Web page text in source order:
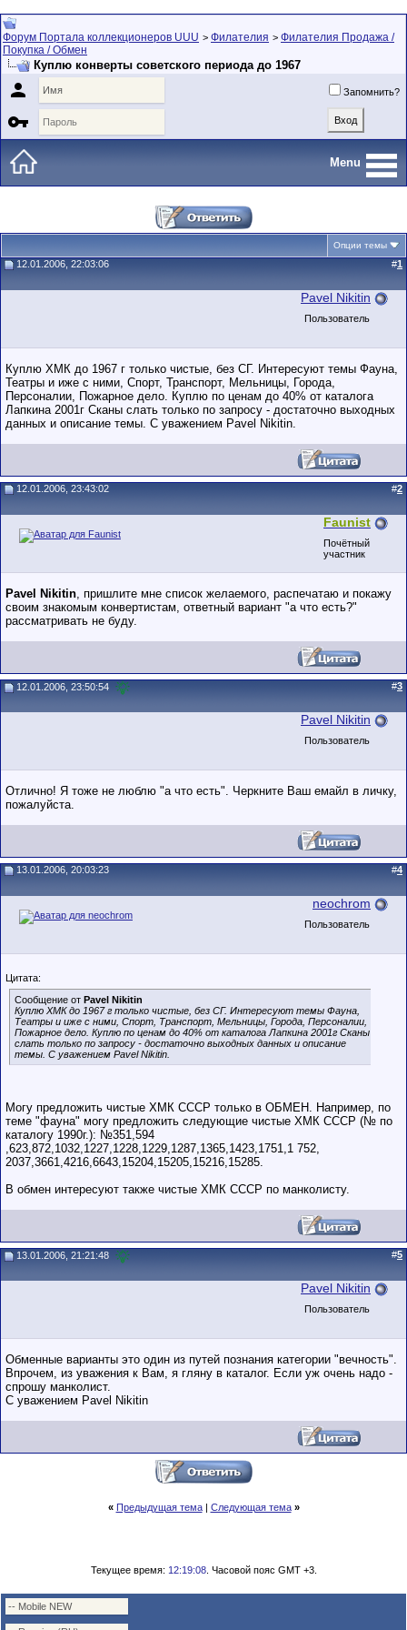
Форум Портала коллекционеров UUU > Филателия > Филателия Продажа /
Покупка / Обмен
Куплю конверты советского периода до 1967
 Запомнить?

Menu
Опции темы
12.01.2006, 22:03:06 #1
Pavel Nikitin
Пользователь
Куплю ХМК до 1967 г только чистые, без СГ. Интересуют темы Фауна,
Театры и иже с ними, Спорт, Транспорт, Мельницы, Города,
Персоналии, Пожарное дело. Куплю по ценам до 40% от каталога
Лапкина 2001г Сканы слать только по запросу - достаточно выходных
данных и описание темы. С уважением Pavel Nikitin.
12.01.2006, 23:43:02 #2
Faunist
Почётный
участник
Pavel Nikitin, пришлите мне список желаемого, распечатаю и покажу
своим знакомым конвертистам, ответный вариант "а что есть?"
рассматривать не буду.
12.01.2006, 23:50:54 #3
Pavel Nikitin
Пользователь
Отлично! Я тоже не люблю "а что есть". Черкните Ваш емайл в личку,
пожалуйста.
13.01.2006, 20:03:23 #4
neochrom
Пользователь
Цитата:
Сообщение от Pavel Nikitin
Куплю ХМК до 1967 г только чистые, без СГ. Интересуют темы Фауна,
Театры и иже с ними, Спорт, Транспорт, Мельницы, Города, Персоналии,
Пожарное дело. Куплю по ценам до 40% от каталога Лапкина 2001г Сканы
слать только по запросу - достаточно выходных данных и описание
темы. С уважением Pavel Nikitin.
Могу предложить чистые ХМК СССР только в ОБМЕН. Например, по
теме "фауна" могу предложить следующие чистые ХМК СССР (№ по
каталогу 1990г.): №351,594
,623,872,1032,1227,1228,1229,1287,1365,1423,1751,1 752,
2037,3661,4216,6643,15204,15205,15216,15285.
В обмен интересуют также чистые ХМК СССР по манколисту.
13.01.2006, 21:21:48 #5
Pavel Nikitin
Пользователь
Обменные варианты это один из путей познания категории "вечность".
Впрочем, из уважения к Вам, я гляну в каталог. Если уж очень надо -
спрошу манколист.
С уважением Pavel Nikitin
« Предыдущая тема| Следующая тема »
Текущее время: 12:19:08. Часовой пояс GMT +3.